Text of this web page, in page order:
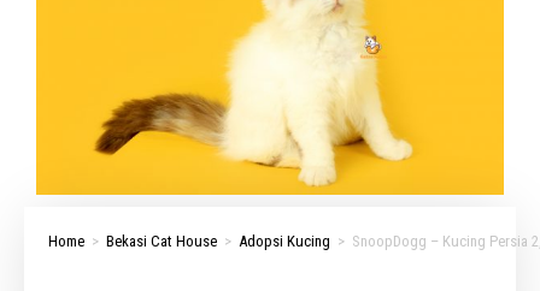
Home > Bekasi Cat House > Adopsi Kucing > SnoopDogg – Kucing Persia